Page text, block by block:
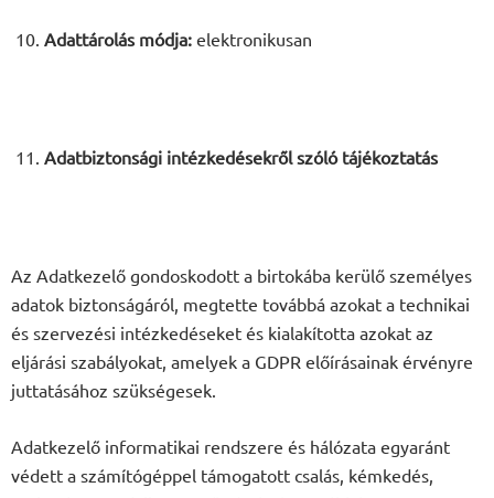
Adattárolás módja: elektronikusan
Adatbiztonsági intézkedésekről szóló tájékoztatás
Az Adatkezelő gondoskodott a birtokába kerülő személyes
adatok biztonságáról, megtette továbbá azokat a technikai
és szervezési intézkedéseket és kialakította azokat az
eljárási szabályokat, amelyek a GDPR előírásainak érvényre
juttatásához szükségesek.
Adatkezelő informatikai rendszere és hálózata egyaránt
védett a számítógéppel támogatott csalás, kémkedés,